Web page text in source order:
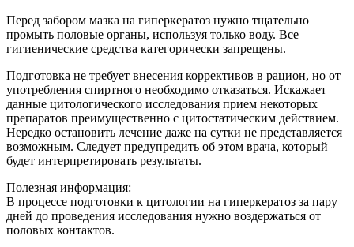
Перед забором мазка на гиперкератоз нужно тщательно
промыть половые органы, используя только воду. Все
гигиенические средства категорически запрещены.
Подготовка не требует внесения коррективов в рацион, но от
употребления спиртного необходимо отказаться. Искажает
данные цитологического исследования прием некоторых
препаратов преимущественно с цитостатическим действием.
Нередко остановить лечение даже на сутки не представляется
возможным. Следует предупредить об этом врача, который
будет интерпретировать результаты.
Полезная информация:
В процессе подготовки к цитологии на гиперкератоз за пару
дней до проведения исследования нужно воздержаться от
половых контактов.